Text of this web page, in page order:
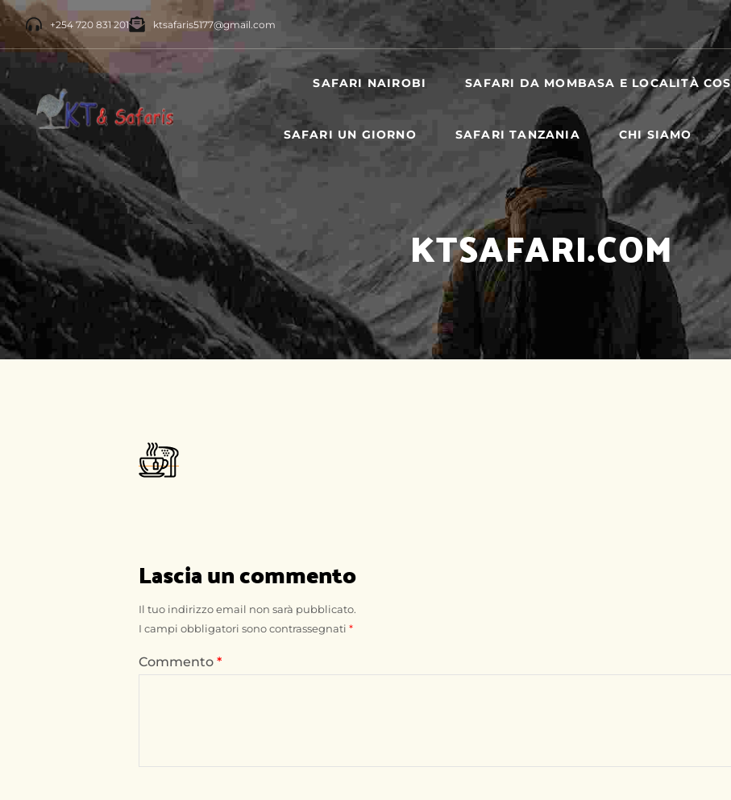
+254 720 831 201 ktsafaris5177@gmail.com
SAFARI NAIROBI SAFARI DA MOMBASA E LOCALITÀ
SAFARI UN GIORNO SAFARI TANZANIA CHI SIAMO
KTSAFARI.COM
Lascia un commento
Il tuo indirizzo email non sarà pubblicato.
I campi obbligatori sono contrassegnati *
Commento *